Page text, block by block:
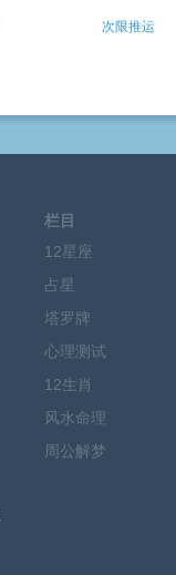
次限推运
栏目
12星座
占星
塔罗牌
心理测试
12生肖
风水命理
周公解梦